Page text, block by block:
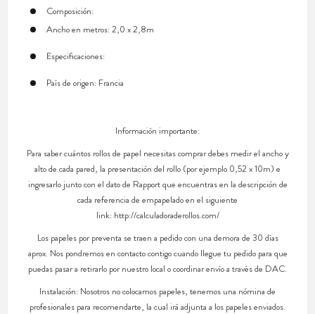
Composición:
Ancho en metros: 2,0 x 2,8m
Especificaciones:
País de origen: Francia
Información importante:
Para saber cuántos rollos de papel necesitas comprar debes medir el ancho y
alto de cada pared, la presentación del rollo (por ejemplo 0,52 x 10m) e
ingresarlo junto con el dato de Rapport que encuentras en la descripción de
cada referencia de empapelado en el siguiente
link: http://calculadoraderollos.com/
Los papeles por preventa se traen a pedido con una demora de 30 días
aprox. Nos pondremos en contacto contigo cuando llegue tu pedido para que
puedas pasar a retirarlo por nuestro local o coordinar envío a través de DAC.
Instalación: Nosotros no colocamos papeles, tenemos una nómina de
profesionales para recomendarte, la cual irá adjunta a los papeles enviados.